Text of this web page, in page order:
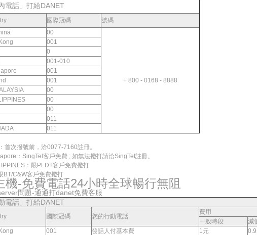
電話」打給DANET
國際冠碼
號碼
00
+ 800 - 0168 - 8888
001
0
001-010
001
001
00
00
00
011
011
首次撥號前，洽0077-7160註冊。
：SingTel客戶免費 ; 如無法撥打請洽SingTel註冊。
：限PLDT客戶免費撥打
BT/C&W客戶免費撥打
機-免費電話24小時全球暢行無阻
問題-通通打danet免費客服
電話」打給DANET
國際冠碼 您的行動電話
費用
一般時段
減
001 發話人付基本費 1元